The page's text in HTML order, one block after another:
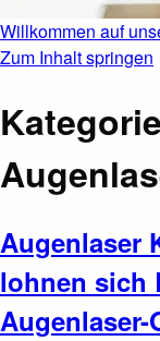
Willkommen auf
Zum Inhalt springen
Augenlaser
lohnen sich
Augenlaser-